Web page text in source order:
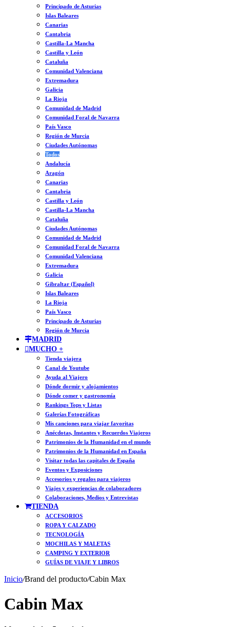
Principado de Asturias
Islas Baleares
Canarias
Cantabria
Castilla-La Mancha
Castilla y León
Cataluña
Comunidad Valenciana
Extremadura
Galicia
La Rioja
Comunidad de Madrid
Comunidad Foral de Navarra
País Vasco
Región de Murcia
Ciudades Autónomas
Todos
Andalucía
Aragón
Canarias
Cantabria
Castilla y León
Castilla-La Mancha
Cataluña
Ciudades Autónomas
Comunidad de Madrid
Comunidad Foral de Navarra
Comunidad Valenciana
Extremadura
Galicia
Gibraltar (Español)
Islas Baleares
La Rioja
País Vasco
Principado de Asturias
Región de Murcia
MADRID
MUCHO +
Tienda viajera
Canal de Youtube
Ayuda al Viajero
Dónde dormir y alojamientos
Dónde comer y gastronomía
Rankings Tops y Listas
Galerías Fotográficas
Mis canciones para viajar favoritas
Anécdotas, Instantes y Recuerdos Viajeros
Patrimonios de la Humanidad en el mundo
Patrimonios de la Humanidad en España
Visitar todas las capitales de España
Eventos y Exposiciones
Accesorios y regalos para viajeros
Viajes y experiencias de colaboradores
Colaboraciones, Medios y Entrevistas
TIENDA
ACCESORIOS
ROPA Y CALZADO
TECNOLOGÍA
MOCHILAS Y MALETAS
CAMPING Y EXTERIOR
GUÍAS DE VIAJE Y LIBROS
Inicio/Brand del producto/Cabin Max
Cabin Max